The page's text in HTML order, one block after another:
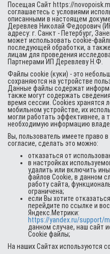
Посещая Сайт https://
соглашаетесь с условиями
описанными в настоящем
Деревлев Николай Федорович
адресу: г. Санкт - Петербург,
может использовать cookie-
последующей обработки, а
лицам для проведения
Партнерами ИП Деревлеву Н.Ф.
Файлы cookie (куки) - это
сохраняются на устройстве
Данные файлы содержат
также могут содержать
время сессии. Cookies хранятся
мобильном устройстве, их
могли работать эффективнее, а
необходимую информацию
Вы, пользователь имеете право
согласие, сделать это можно:
отказаться от
в настройках
удалить или включить
файлов Cookie, в данном
работу сайта,
ограничена;
если Вы хотите
перейдите по ссылке и
Яндекс.Метрики:
https://yandex.ru/support/
данном случае, наш сайт
Cookie файлы;
На наших Сайтах используются